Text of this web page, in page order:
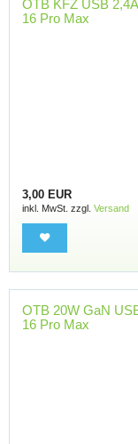
OTB KFZ USB
16 Pro Max
3,00 EUR
inkl. MwSt. zzgl. Versand
OTB 20W GaN
16 Pro Max